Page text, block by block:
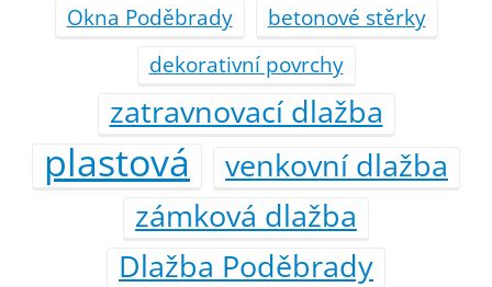
Okna Poděbrady
betonové stěrky
dekorativní povrchy
zatravnovací dlažba
plastová
venkovní dlažba
zámková dlažba
Dlažba Poděbrady